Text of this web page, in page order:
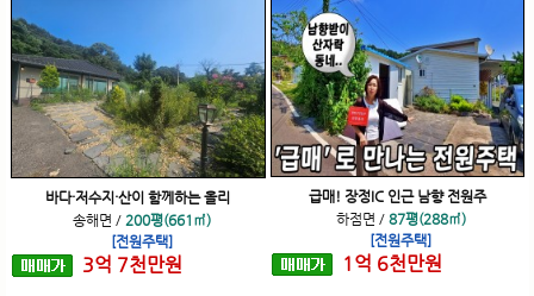
바다·저수지·산이 함께하는 올리
송해면 / 200평(661㎡)
[전원주택]
3억 7천만원
급매! 장정IC 인근 남향 전원주
하점면 / 87평(288㎡)
[전원주택]
1 억 6천만원